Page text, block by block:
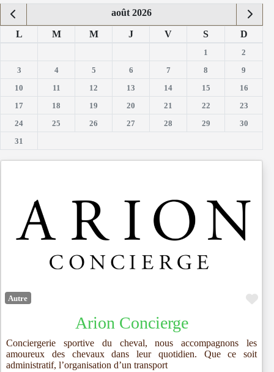
août 2026
L M M J V S D
1
2
3
4 5 6 7 8
9
10
11 12 13 14 15
16
17
18 19 20 21 22
23
24
25 26 27 28 29
30
31
Autre
Arion Concierge
Conciergerie sportive du cheval, nous accompagnons les
amoureux des chevaux dans leur quotidien. Que ce soit
administratif, l’organisation d’un transport